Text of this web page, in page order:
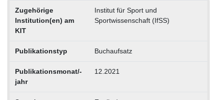
Zugehörige
Institution(en) am
KIT
Institut für Sport und
Sportwissenschaft (IfSS)
Publikationstyp Buchaufsatz
Publikationsmonat/-
jahr
12.2021